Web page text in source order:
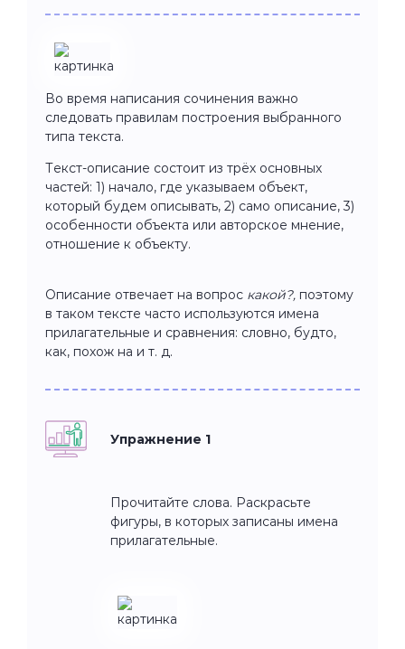
Во время написания сочинения важно
следовать правилам построения выбранного
типа текста.
Текст-описание состоит из трёх основных
частей: 1) начало, где указываем объект,
который будем описывать, 2) само описание, 3)
особенности объекта или авторское мнение,
отношение к объекту.
Описание отвечает на вопрос какой?, поэтому
в таком тексте часто используются имена
прилагательные и сравнения: словно, будто,
как, похож на и т. д.
Упражнение 1
Прочитайте слова. Раскрасьте
фигуры, в которых записаны имена
прилагательные.